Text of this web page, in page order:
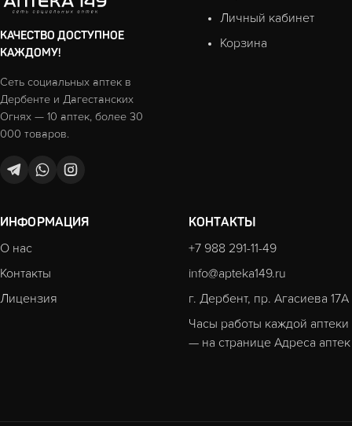
КАЧЕСТВО ДОСТУПНОЕ
КАЖДОМУ!
Сеть социальных аптек в
Дербенте и Дагестанских
Огнях — 10 аптек, более 30
000 товаров.
Личный кабинет
Корзина
ИНФОРМАЦИЯ
О нас
Контакты
Лицензия
КОНТАКТЫ
+7 988 291-11-49
info@apteka149.ru
г. Дербент, пр. Агасиева 17А
Часы работы каждой аптеки
— на странице Адреса аптек